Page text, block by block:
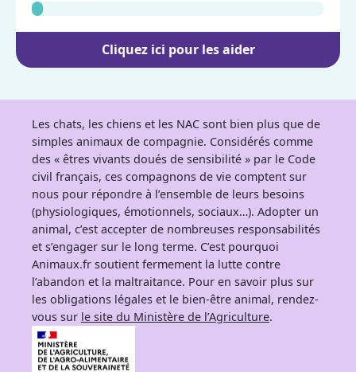
Cliquez ici pour les aider
Les chats, les chiens et les NAC sont bien plus que de
simples animaux de compagnie. Considérés comme
des « êtres vivants doués de sensibilité » par le Code
civil français, ces compagnons de vie comptent sur
nous pour répondre à l’ensemble de leurs besoins
(physiologiques, émotionnels, sociaux…). Adopter un
animal, c’est accepter de nombreuses responsabilités
et s’engager sur le long terme. C’est pourquoi
Animaux.fr soutient fermement la lutte contre
l’abandon et la maltraitance. Pour en savoir plus sur
les obligations légales et le bien-être animal, rendez-
vous sur le site du Ministère de l’Agriculture.